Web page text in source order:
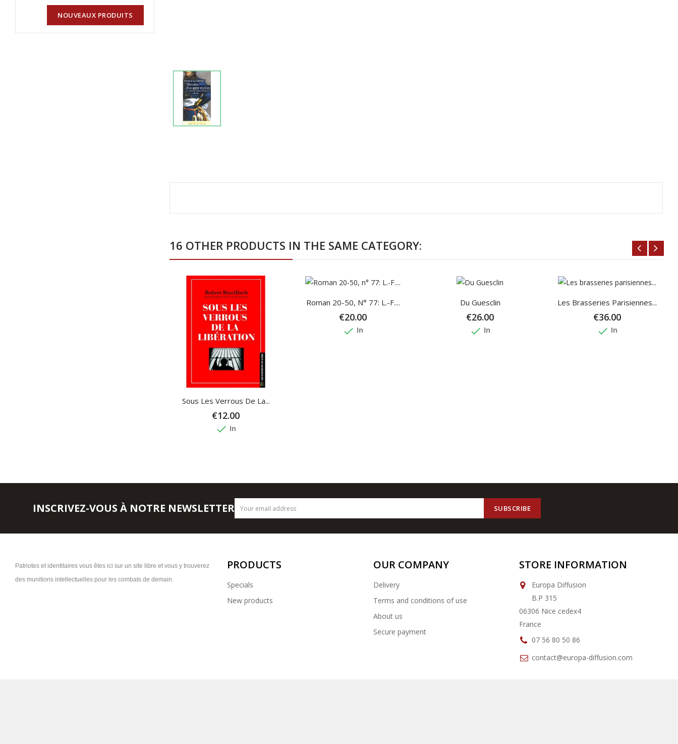
NOUVEAUX PRODUITS
16 OTHER PRODUCTS IN THE SAME CATEGORY:
Sous Les Verrous De La...
€12.00
done In
Roman 20-50, N° 77: L.-F....
€20.00
done In
Du Guesclin
€26.00
done In
Les Brasseries Parisiennes...
€36.00
done In
INSCRIVEZ-VOUS À NOTRE NEWSLETTER
Patriotes et identitaires vous êtes ici sur un site libre et vous y trouverez
des munitions intellectuelles pour les combats de demain.
PRODUCTS
Specials
New products
OUR COMPANY
Delivery
Terms and conditions of use
About us
Secure payment
STORE INFORMATION
Europa Diffusion
B.P 315
06306 Nice cedex4
France
07 56 80 50 86
contact@europa-diffusion.com